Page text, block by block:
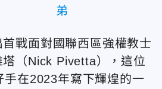
弟
戰面對國聯西區強權教士
塔（Nick Pivetta），這位
手在2023年寫下輝煌的一